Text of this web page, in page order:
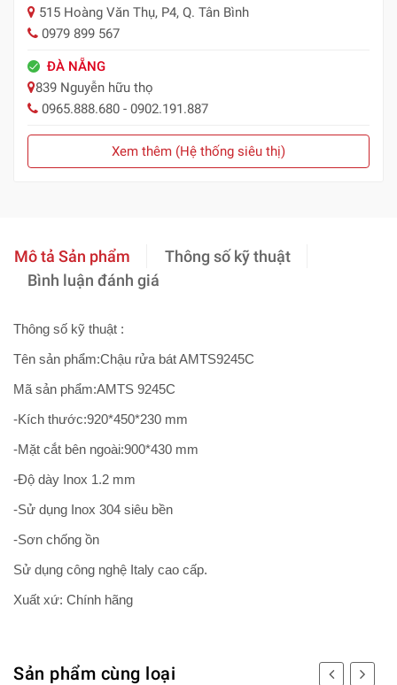
515 Hoàng Văn Thụ, P4, Q. Tân Bình
0979 899 567
ĐÀ NẴNG
839 Nguyễn hữu thọ
0965.888.680 - 0902.191.887
Xem thêm (Hệ thống siêu thị)
Mô tả Sản phẩm
Thông số kỹ thuật
Bình luận đánh giá
Thông số kỹ thuật :
Tên sản phẩm:Chậu rửa bát AMTS9245C
Mã sản phẩm:AMTS 9245C
-Kích thước:920*450*230 mm
-Mặt cắt bên ngoài:900*430 mm
-Độ dày Inox 1.2 mm
-Sử dụng Inox 304 siêu bền
-Sơn chống ồn
Sử dụng công nghệ Italy cao cấp.
Xuất xứ: Chính hãng
Sản phẩm cùng loại